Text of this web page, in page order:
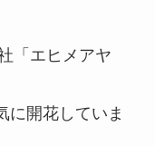
「エヒメアヤ
に開花していま